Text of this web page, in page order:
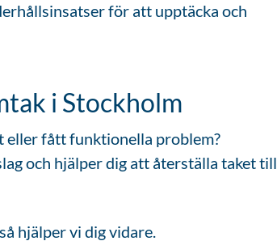
för att upptäcka och
i Stockholm
eller fått funktionella problem?
och hjälper dig att återställa taket till
hjälper vi dig vidare.